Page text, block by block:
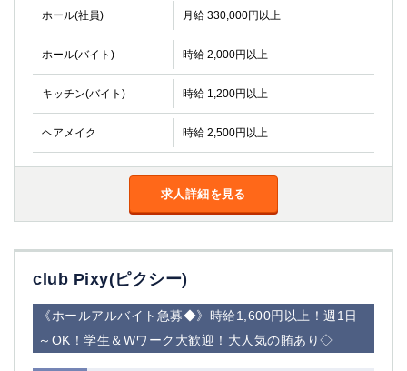
ホール(社員) 月給 330,000円以上
ホール(バイト) 時給 2,000円以上
キッチン(バイト) 時給 1,200円以上
ヘアメイク 時給 2,500円以上
求人詳細を見る
club Pixy(ピクシー)
《ホールアルバイト急募◆》時給1,600円以上！週1日
～OK！学生＆Wワーク大歓迎！大人気の賄あり◇
①銀座 ②新橋
錦糸町(南口)
①東武練馬 ②成増・板橋 ③大山 ②池袋
池袋東口
金町
大井町
大泉学園
下赤塚
荻窪
浅草
幡ヶ谷
小岩
五井
神奈川県
関内
横浜